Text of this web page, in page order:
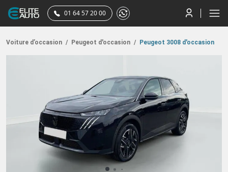
01 64 57 20 00
Voiture d’occasion / Peugeot d'occasion / Peugeot 3008 d'occasion